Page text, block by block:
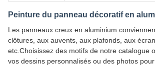
Peinture du panneau décoratif en
Les panneaux creux en aluminium
clôtures, aux auvents, aux plafonds, aux
etc.Choisissez des motifs de notre catalogue
vos dessins personnalisés ou des photos